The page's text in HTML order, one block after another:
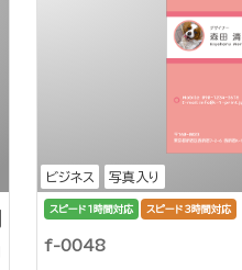
ビジネス 写真入り
スピード1時間対応 スピード3時間対応
f-0048